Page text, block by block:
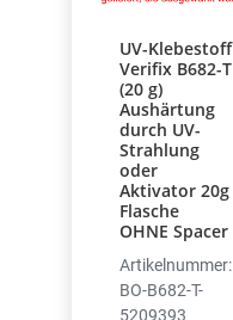
UV-Klebestoff
Verifix B682-T
(20 g)
Aushärtung
durch UV-
Strahlung
oder
Aktivator 20g
Flasche
OHNE Spacer
Artikelnummer:
BO-B682-T-
5209393